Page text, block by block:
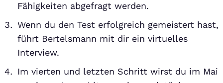
Fähigkeiten abgefragt werden.
Wenn du den Test erfolgreich gemeistert hast,
führt Bertelsmann mit dir ein virtuelles
Interview.
Im vierten und letzten Schritt wirst du im Mai